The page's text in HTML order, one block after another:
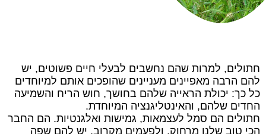
חתולים, למרות שהם נחשבים לבעלי חיים פשוטים, יש
להם הרבה מאפיינים מעניינים שהופכים אותם למיוחדים
כל כך: יכולת הראייה שלהם בחושך, חוש הריח והשמיעה
החדים שלהם, והאינטליגנציה המיוחדת.
חתולים הם סמל לעצמאות, גמישות ואלגנטיות. הם החבר
הכי טוב שלנו מרחוק, ולפעמים מקרוב. יש להם שפה